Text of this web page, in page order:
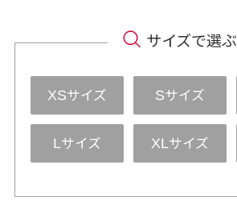
サイズで選ぶ
XSサイズ Sサイズ
Lサイズ XLサイズ